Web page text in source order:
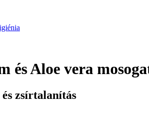
és Aloe vera
zsírtalanítás